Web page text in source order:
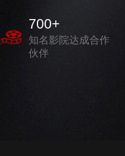
700+
知名影院达成合作
伙伴